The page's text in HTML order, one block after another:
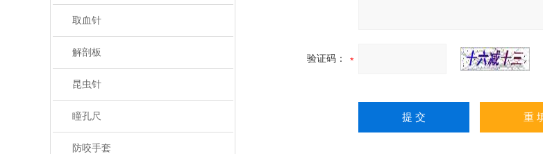
取血针
解剖板
昆虫针
瞳孔尺
防咬手套
验证码：